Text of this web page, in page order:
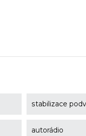
stabilizace
autorádio